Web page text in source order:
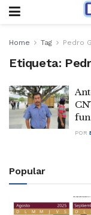
Home Tag Pedro
Etiqueta:
POR
Popular